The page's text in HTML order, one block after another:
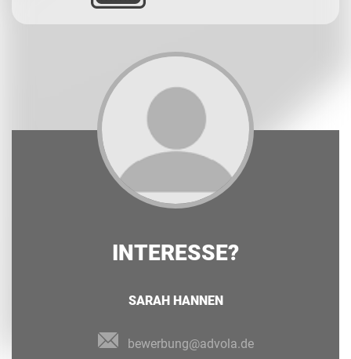
INTERESSE?
SARAH HANNEN
bewerbung@advola.de